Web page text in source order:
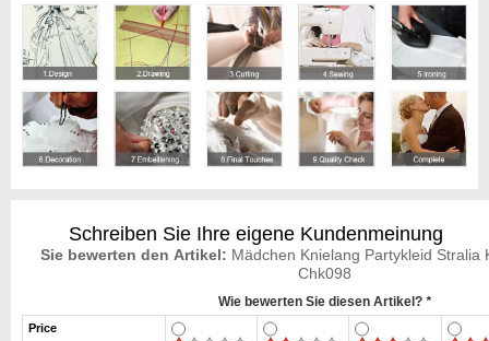
Schreiben Sie Ihre eigene Kundenmeinung
Sie bewerten den Artikel: Mädchen Knielang Partykleid Stralia
Chk098
Wie bewerten Sie diesen Artikel? *
Price